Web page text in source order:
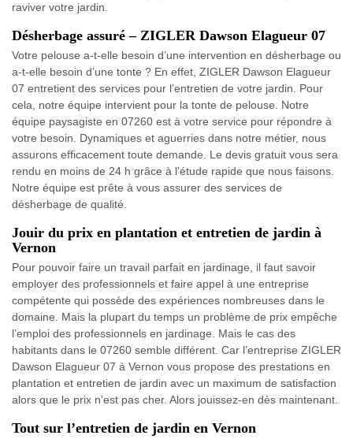
raviver votre jardin.
Désherbage assuré – ZIGLER Dawson Elagueur 07
Votre pelouse a-t-elle besoin d’une intervention en désherbage ou
a-t-elle besoin d’une tonte ? En effet, ZIGLER Dawson Elagueur
07 entretient des services pour l’entretien de votre jardin. Pour
cela, notre équipe intervient pour la tonte de pelouse. Notre
équipe paysagiste en 07260 est à votre service pour répondre à
votre besoin. Dynamiques et aguerries dans notre métier, nous
assurons efficacement toute demande. Le devis gratuit vous sera
rendu en moins de 24 h grâce à l’étude rapide que nous faisons.
Notre équipe est prête à vous assurer des services de
désherbage de qualité.
Jouir du prix en plantation et entretien de jardin à
Vernon
Pour pouvoir faire un travail parfait en jardinage, il faut savoir
employer des professionnels et faire appel à une entreprise
compétente qui possède des expériences nombreuses dans le
domaine. Mais la plupart du temps un problème de prix empêche
l’emploi des professionnels en jardinage. Mais le cas des
habitants dans le 07260 semble différent. Car l’entreprise ZIGLER
Dawson Elagueur 07 à Vernon vous propose des prestations en
plantation et entretien de jardin avec un maximum de satisfaction
alors que le prix n’est pas cher. Alors jouissez-en dès maintenant.
Tout sur l’entretien de jardin en Vernon